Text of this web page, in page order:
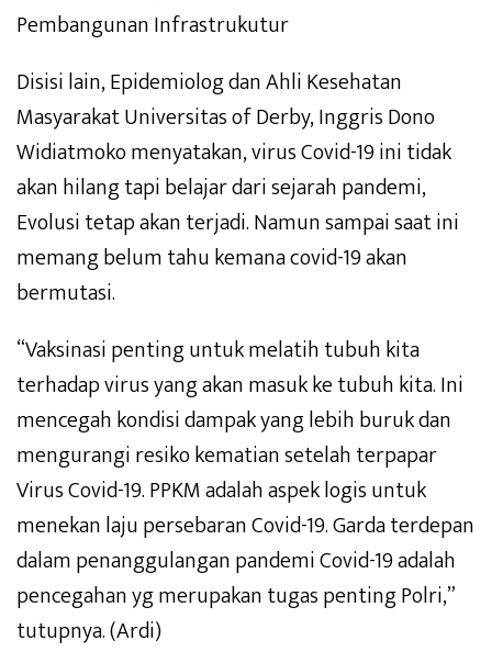
Pembangunan Infrastrukutur
Disisi lain, Epidemiolog dan Ahli Kesehatan
Masyarakat Universitas of Derby, Inggris Dono
Widiatmoko menyatakan, virus Covid-19 ini tidak
akan hilang tapi belajar dari sejarah pandemi,
Evolusi tetap akan terjadi. Namun sampai saat ini
memang belum tahu kemana covid-19 akan
bermutasi.
“Vaksinasi penting untuk melatih tubuh kita
terhadap virus yang akan masuk ke tubuh kita. Ini
mencegah kondisi dampak yang lebih buruk dan
mengurangi resiko kematian setelah terpapar
Virus Covid-19. PPKM adalah aspek logis untuk
menekan laju persebaran Covid-19. Garda terdepan
dalam penanggulangan pandemi Covid-19 adalah
pencegahan yg merupakan tugas penting Polri,”
tutupnya. (Ardi)